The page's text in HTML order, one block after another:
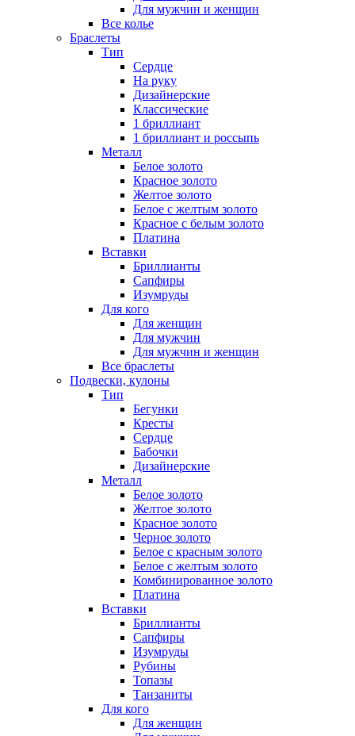
Для мужчин и женщин
Все колье
Браслеты
Тип
Сердце
На руку
Дизайнерские
Классические
1 бриллиант
1 бриллиант и россыпь
Металл
Белое золото
Красное золото
Желтое золото
Белое с желтым золото
Красное с белым золото
Платина
Вставки
Бриллианты
Сапфиры
Изумруды
Для кого
Для женщин
Для мужчин
Для мужчин и женщин
Все браслеты
Подвески, кулоны
Тип
Бегунки
Кресты
Сердце
Бабочки
Дизайнерские
Металл
Белое золото
Желтое золото
Красное золото
Черное золото
Белое с красным золото
Белое с желтым золото
Комбинированное золото
Платина
Вставки
Бриллианты
Сапфиры
Изумруды
Рубины
Топазы
Танзаниты
Для кого
Для женщин